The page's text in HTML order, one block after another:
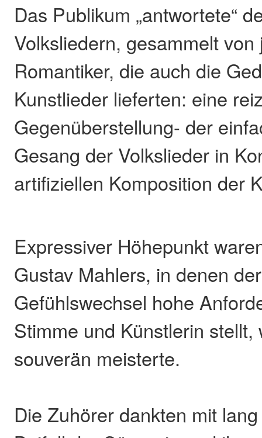
Das Publikum „antwortete“
Volksliedern, gesammelt
Romantiker, die auch die
Kunstlieder lieferten: eine
Gegenüberstellung- der
Gesang der Volkslieder in
artifiziellen Komposition der
Expressiver Höhepunkt
Gustav Mahlers, in denen
Gefühlswechsel hohe
Stimme und Künstlerin stellt,
souverän meisterte.
Die Zuhörer dankten mit